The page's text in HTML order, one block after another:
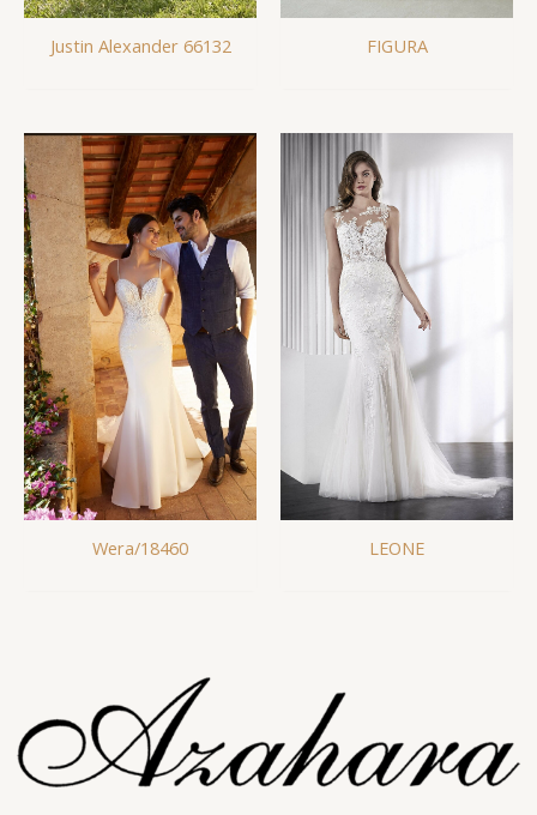
Justin Alexander 66132 FIGURA
Wera/18460 LEONE